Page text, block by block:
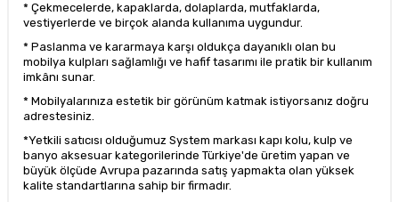
* Çekmecelerde, kapaklarda, dolaplarda, mutfaklarda,
vestiyerlerde ve birçok alanda kullanıma uygundur.
* Paslanma ve kararmaya karşı oldukça dayanıklı olan bu
mobilya kulpları sağlamlığı ve hafif tasarımı ile pratik bir kullanım
imkânı sunar.
* Mobilyalarınıza estetik bir görünüm katmak istiyorsanız doğru
adrestesiniz.
*Yetkili satıcısı olduğumuz System markası kapı kolu, kulp ve
banyo aksesuar kategorilerinde Türkiye'de üretim yapan ve
büyük ölçüde Avrupa pazarında satış yapmakta olan yüksek
kalite standartlarına sahip bir firmadır.